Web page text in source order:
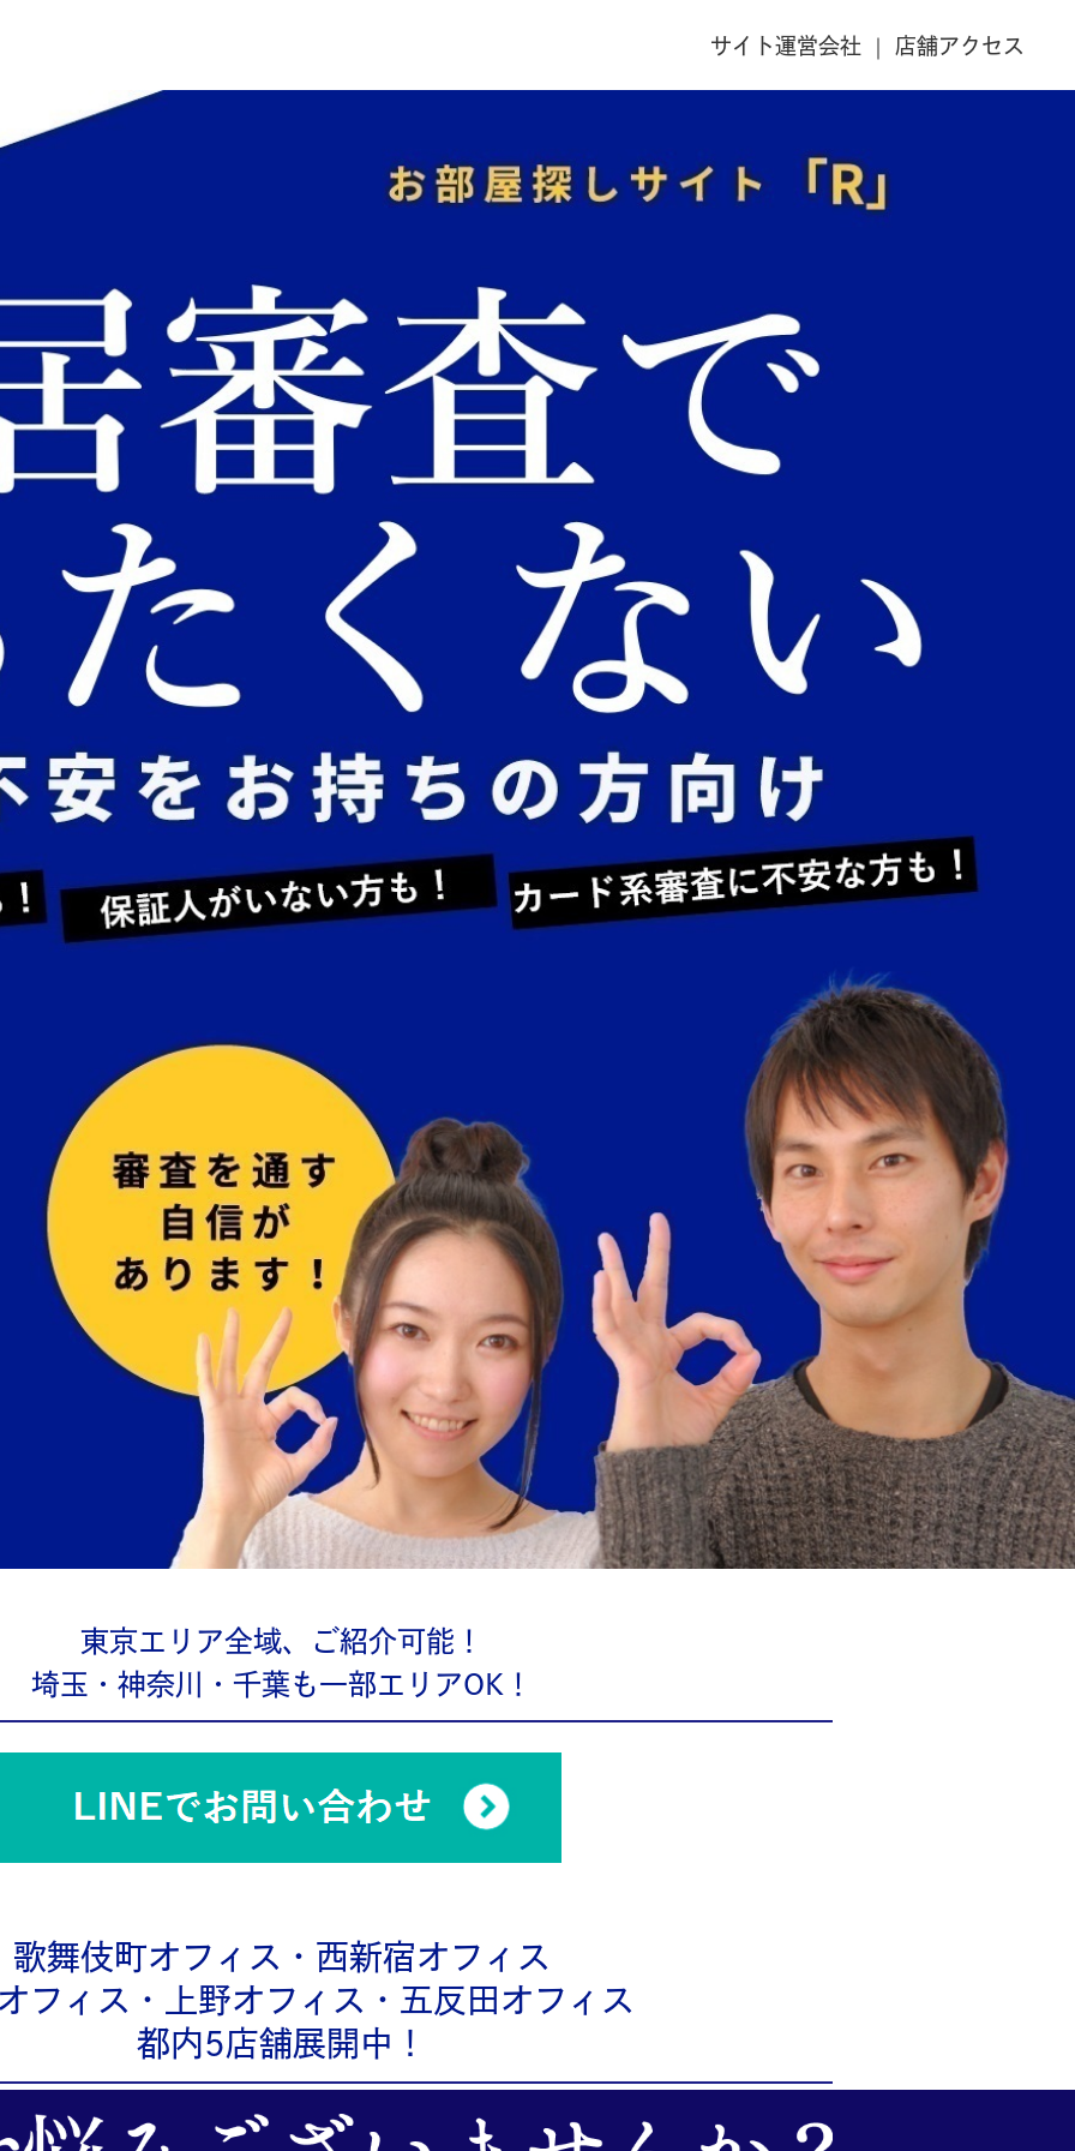
サイト運営会社 店舗アクセス
東京エリア全域、ご紹介可能！
埼玉・神奈川・千葉も一部エリアOK！
歌舞伎町オフィス・西新宿オフィス
フィス・上野オフィス・五反田オフィス
都内5店舗展開中！